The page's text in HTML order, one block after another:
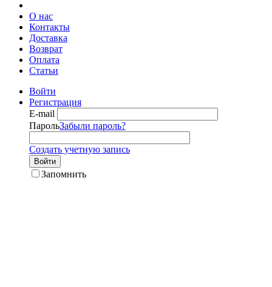
О нас
Контакты
Доставка
Возврат
Оплата
Статьи
Войти
Регистрация
E-mail
ПарольЗабыли пароль?
Создать учетную запись
Войти
Запомнить